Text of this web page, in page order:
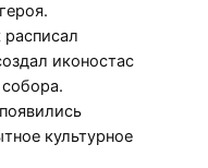
иконостас
культурное